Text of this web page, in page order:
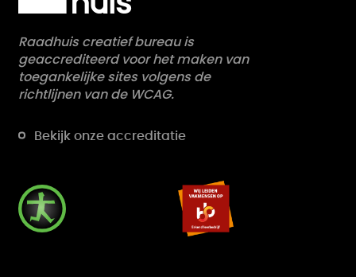
Raadhuis creatief bureau is
geaccrediteerd voor het maken van
toegankelijke sites volgens de
richtlijnen van de WCAG.
Bekijk onze accreditatie
RAADHUIS werkt samen met Digitall